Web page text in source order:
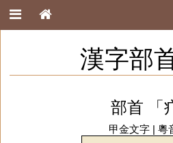
漢字部
部首 「
甲金文字| 粵